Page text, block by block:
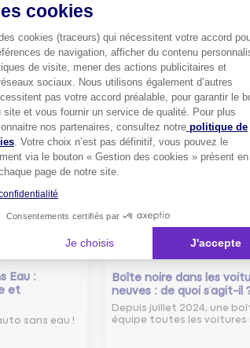
radar
tourelle et
Tout savoir
Comment bien choisir
assurance auto ?
Conseils pour choisir la
assurance auto selon vos
Eau :
et
sans eau !
Boîte noire dans les
neuves : de quoi s’agit-il
Depuis juillet 2024, une
équipe toutes les voitures
cookies
cookies (traceurs) qui nécessitent votre accord
de navigation, afficher du contenu
de visite, mener des actions publicitaires et
sociaux. Nous utilisons également d’autres
pas votre accord préalable, pour garantir le
site et vous fournir un service de qualité. Pour plus
nos partenaires, consultez notre politique de
. Votre choix n’est pas définitif, vous pouvez le
via le bouton « Gestion des cookies » présent en
page de notre site.
Consentements certifiés par
Je choisis J'accepte
Axeptio consent